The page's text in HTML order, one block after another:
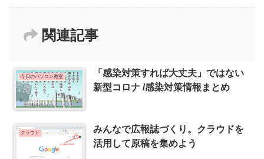
関連記事
今日のパソコン教室
「感染対策すれば大丈夫」ではない
新型コロナ /感染対策情報まとめ
クラウド
みんなで広報誌づくり。クラウドを
活用して原稿を集めよう